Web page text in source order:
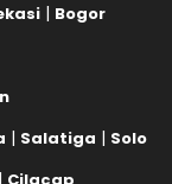
| Bogor
| Salatiga | Solo